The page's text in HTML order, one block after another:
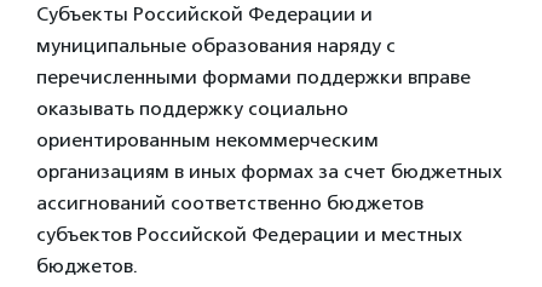
Субъекты Российской Федерации и
муниципальные образования наряду с
перечисленными формами поддержки вправе
оказывать поддержку социально
ориентированным некоммерческим
организациям в иных формах за счет бюджетных
ассигнований соответственно бюджетов
субъектов Российской Федерации и местных
бюджетов.